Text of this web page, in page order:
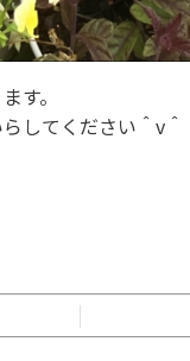
す。
してください＾v＾